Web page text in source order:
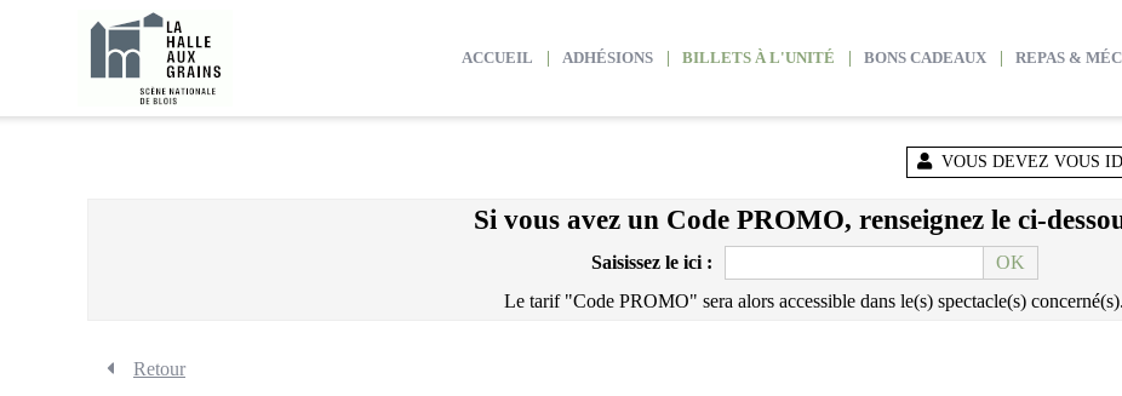
Aller au contenu
ACCUEIL ADHÉSIONS BILLETS À L'UNITÉ BONS CADEAUX REPAS &
VOUS DEVEZ VOUS
Si vous avez un Code PROMO, renseignez le ci-
Saisissez le ici :
OK
Le tarif "Code PROMO" sera alors accessible dans le(s) spectacle(s) concerné(s).
Retour